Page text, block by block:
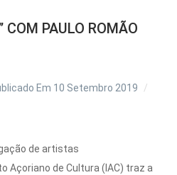
COM PAULO ROMÃO
Em 10 Setembro 2019
de artistas
Açoriano de Cultura (IAC) traz a